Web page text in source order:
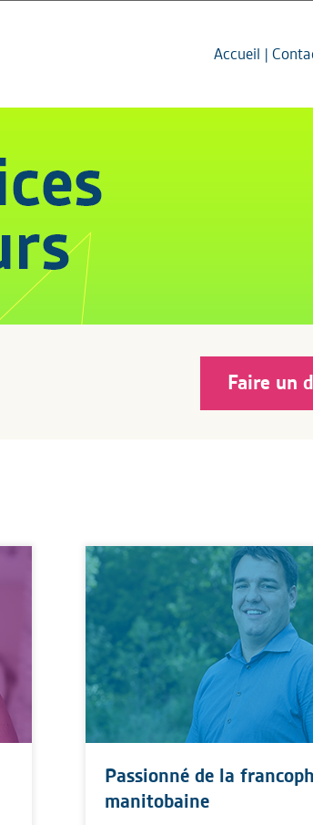
Accueil
Faire un
Passionné de la
manitobaine